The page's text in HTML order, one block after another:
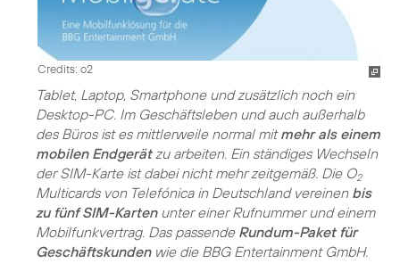
Credits: o2
Tablet, Laptop, Smartphone und zusätzlich noch ein
Desktop-PC. Im Geschäftsleben und auch außerhalb
des Büros ist es mittlerweile normal mitmehr als einem
mobilen Endgerätzu arbeiten. Ein ständiges Wechseln
der SIM-Karte ist dabei nicht mehr zeitgemäß. Die O2
Multicards von Telefónica in Deutschland vereinen bis
zu fünf SIM-Kartenunter einer Rufnummer und einem
Mobilfunkvertrag. Das passende Rundum-Paket für
Geschäftskundenwie die BBG Entertainment GmbH.